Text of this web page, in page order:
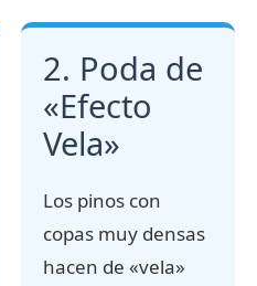
2. Poda de
«Efecto
Vela»
Los pinos con
copas muy densas
hacen de «vela»